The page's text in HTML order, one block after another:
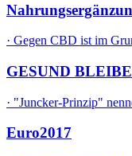
· Gegen CBD ist im
GESUND
· "Juncker-Prinzip"
Euro2017